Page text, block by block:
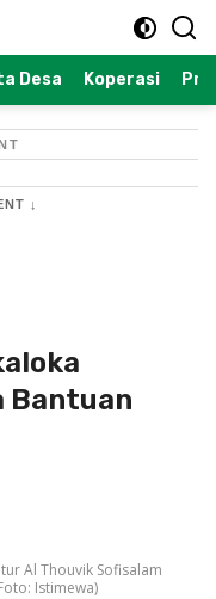
Desa Koperasi
↓
Bantuan
Al Thouvik Sofisalam
Istimewa)